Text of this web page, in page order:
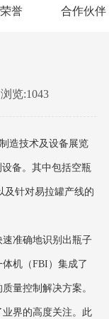
誉 合作伙伴
浏览:1043
造技术及设备展览
备。其中包括空瓶
及针对易拉罐产线的
准确地识别出瓶子
机（FBI）集成了
量控制解决方案。
界的高度关注。此